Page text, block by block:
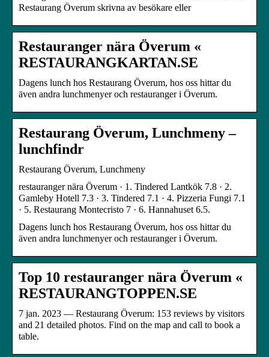
Restaurang Överum skrivna av besökare eller
Restauranger nära Överum «
RESTAURANGKARTAN.SE
Dagens lunch hos Restaurang Överum, hos oss hittar du
även andra lunchmenyer och restauranger i Överum.
Restaurang Överum, Lunchmeny –
lunchfindr
Restaurang Överum, Lunchmeny
restauranger nära Överum · 1. Tindered Lantkök 7.8 · 2.
Gamleby Hotell 7.3 · 3. Tindered 7.1 · 4. Pizzeria Fungi 7.1
· 5. Restaurang Montecristo 7 · 6. Hannahuset 6.5.
Dagens lunch hos Restaurang Överum, hos oss hittar du
även andra lunchmenyer och restauranger i Överum.
Top 10 restauranger nära Överum «
RESTAURANGTOPPEN.SE
7 jan. 2023 — Restaurang Överum: 153 reviews by visitors
and 21 detailed photos. Find on the map and call to book a
table.